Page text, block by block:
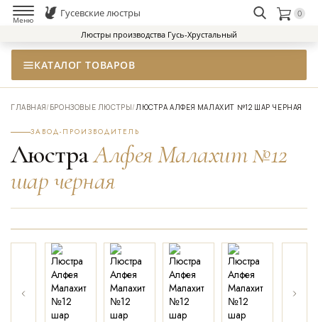
Меню
Гусевские люстры
0
Люстры производства Гусь-Хрустальный
КАТАЛОГ ТОВАРОВ
НАЙТИ
ГЛАВНАЯ/ БРОНЗОВЫЕ ЛЮСТРЫ/ЛЮСТРА АЛФЕЯ МАЛАХИТ №12 ШАР ЧЕРНАЯ
ЗАВОД-ПРОИЗВОДИТЕЛЬ
ЛюстраАлфея Малахит №12
шар черная